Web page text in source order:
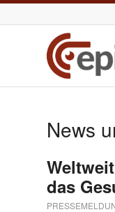
News
das